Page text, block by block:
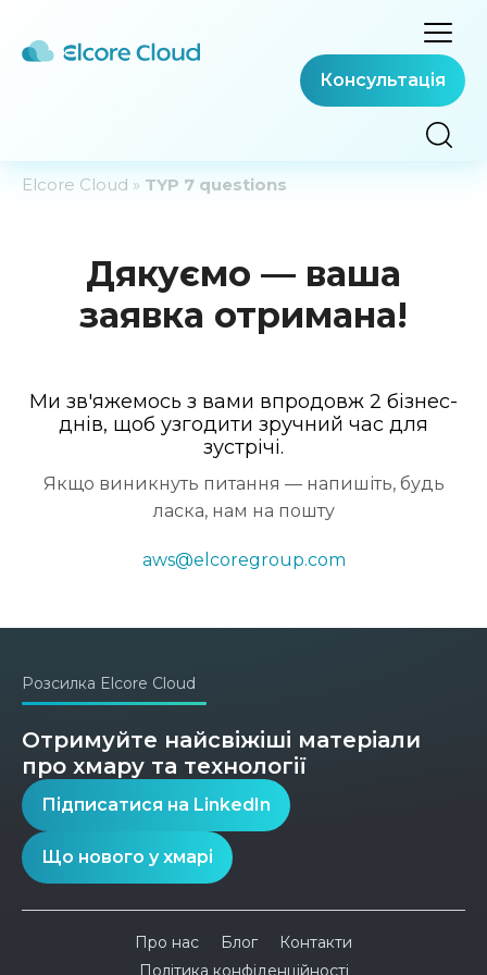
Консультація
Elcore Cloud » TYP 7 questions
Дякуємо — ваша
заявка отримана!
Ми зв'яжемось з вами впродовж 2 бізнес-
днів, щоб узгодити зручний час для
зустрічі.
Якщо виникнуть питання — напишіть, будь
ласка, нам на пошту
aws@elcoregroup.com
Розсилка Elcore Cloud
Отримуйте найсвіжіші матеріали
про хмару та технології
Підписатися на LinkedIn
Що нового у хмарі
Про нас Блог
Контакти